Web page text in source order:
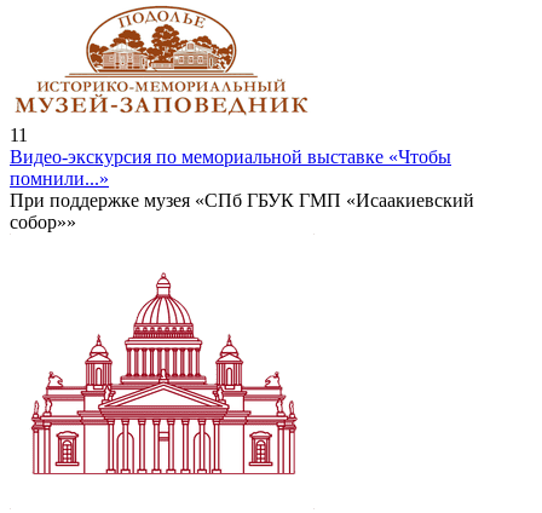
11
Видео-экскурсия по мемориальной выставке «Чтобы
помнили...»
При поддержке музея «СПб ГБУК ГМП «Исаакиевский
собор»»